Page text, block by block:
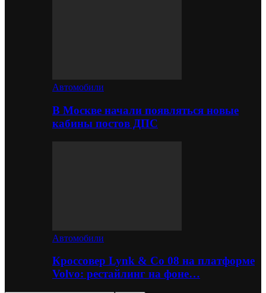
Автомобили
В Москве начали появляться новые
кабины постов ДПС
Автомобили
Кроссовер Lynk & Co 08 на платформе
Volvo: рестайлинг на фоне…